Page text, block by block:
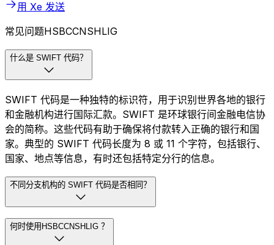
用 Xe 发送
常见问题HSBCCNSHLIG
什么是 SWIFT 代码？
SWIFT 代码是一种独特的标识符，用于识别世界各地的银行
和金融机构进行国际汇款。SWIFT 是环球银行间金融电信协
会的简称。这些代码有助于确保将付款转入正确的银行和国
家。典型的 SWIFT 代码长度为 8 或 11 个字符，包括银行、
国家、地点等信息，有时还包括特定分行的信息。
不同分支机构的 SWIFT 代码是否相同？
何时使用HSBCCNSHLIG ？